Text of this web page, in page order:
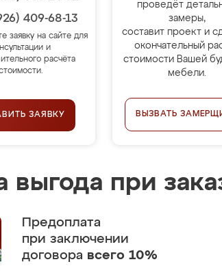
409-68-13
заявку на сайте для
и
расчёта
ЗАЯВКУ
проведёт
замеры,
составит проект и
окончательный
стоимости Вашей
мебели.
ВЫЗВАТЬ
выгода при
Предоплата
при заключении
договора всего 10%